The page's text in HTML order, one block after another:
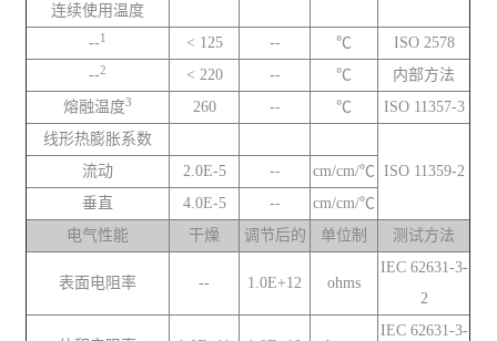
连续使用温度
--1 < 125 -- ℃
ISO 2578
--2 < 220 -- ℃
内部方法
熔融温度3 260 -- ℃
ISO 11357-3
线形热膨胀系数
ISO 11359-2
流动 2.0E-5 --
cm/cm/℃
垂直
4.0E-5 --
cm/cm/℃
电气性能
干燥 调节后的 单位制 测试方法
表面电阻率 -- 1.0E+12 ohms
IEC 62631-3-
2
IEC 62631-3-